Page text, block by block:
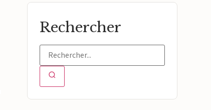
Rechercher